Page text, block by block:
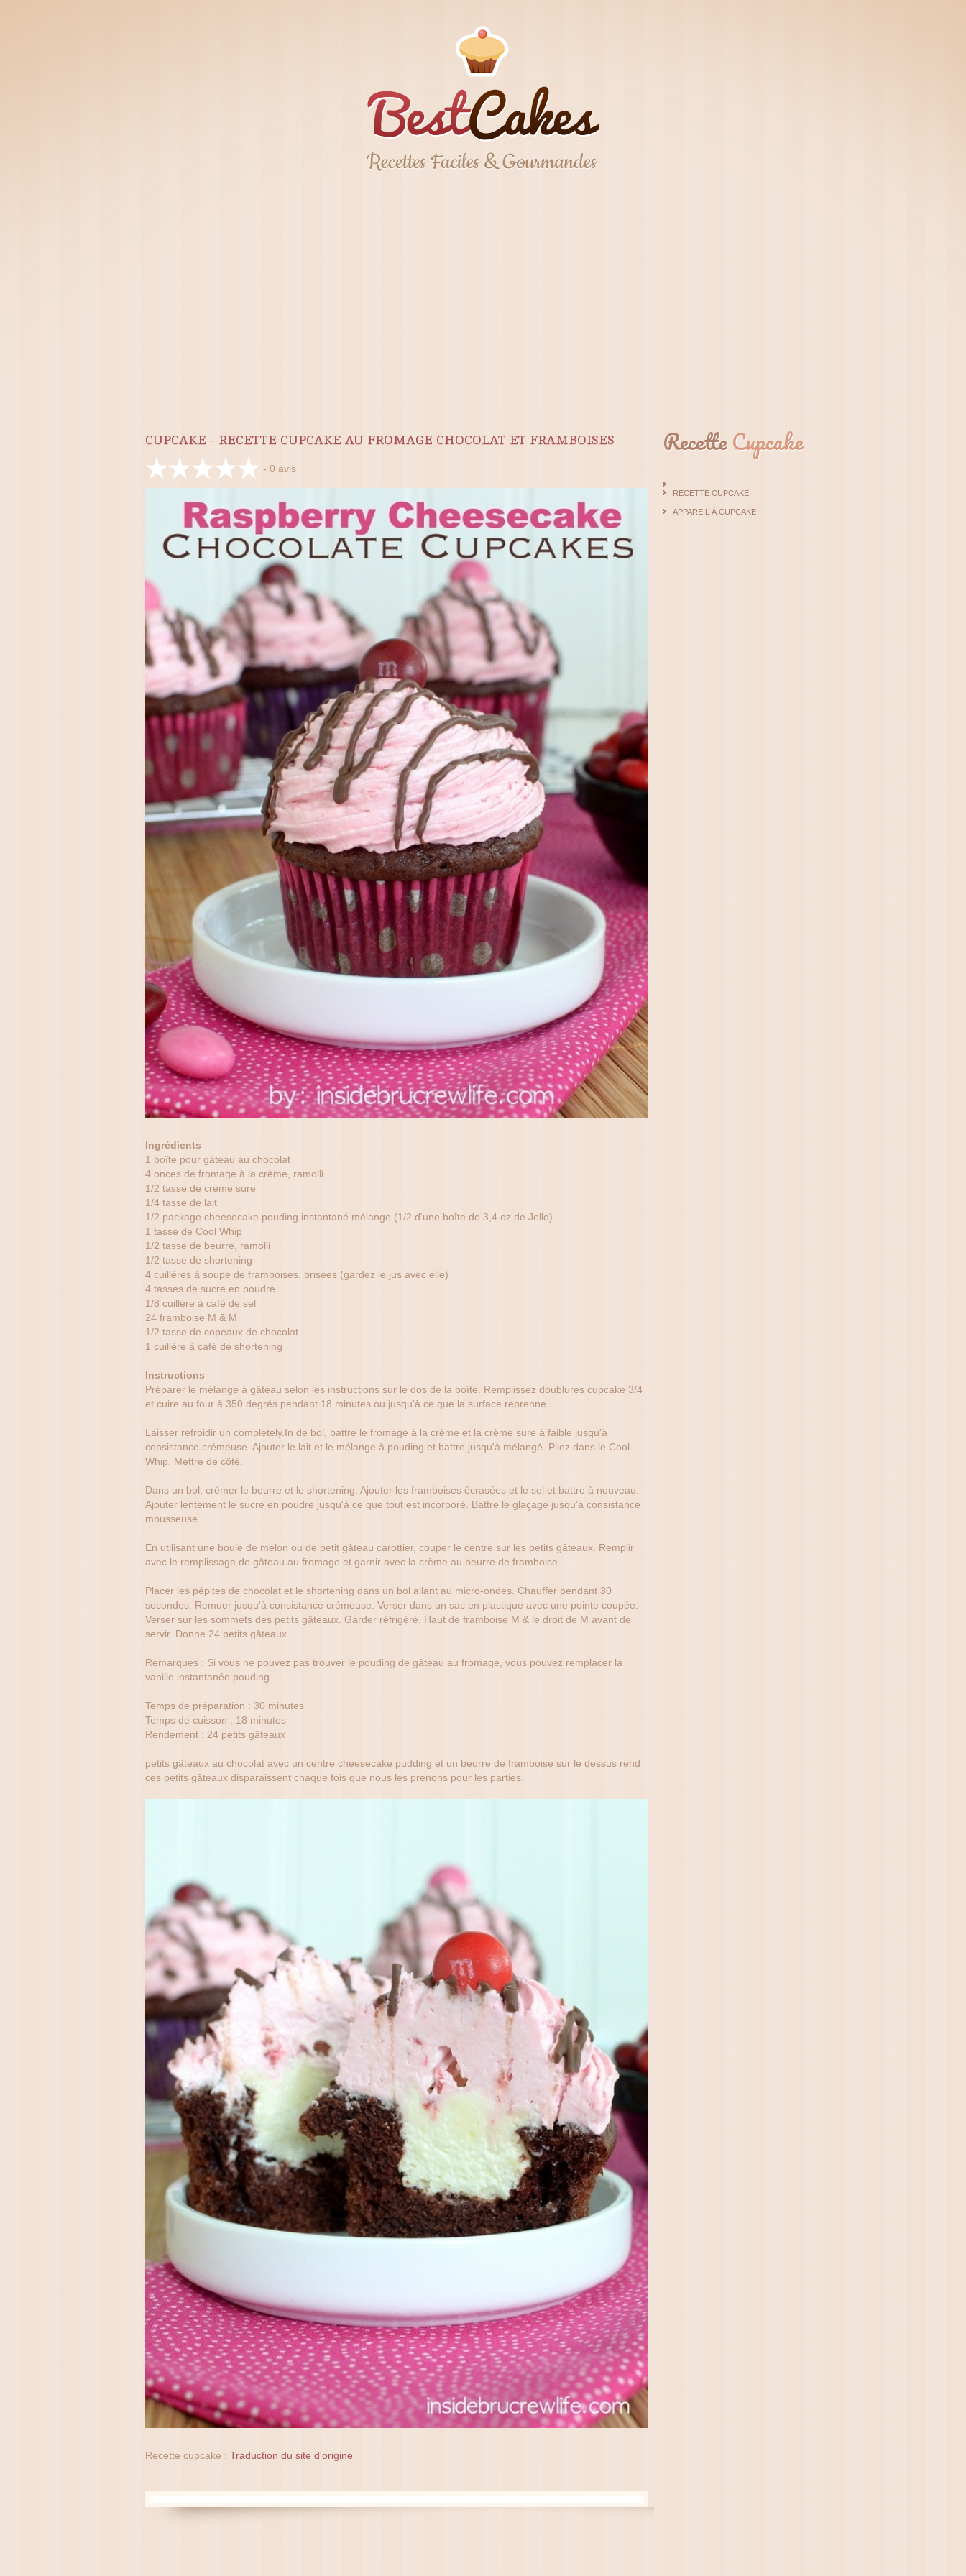
CUPCAKE - RECETTE CUPCAKE AU FROMAGE CHOCOLAT ET FRAMBOISES
- 0 avis
Ingrédients
1 boîte pour gâteau au chocolat
4 onces de fromage à la crème, ramolli
1/2 tasse de crème sure
1/4 tasse de lait
1/2 package cheesecake pouding instantané mélange (1/2 d'une boîte de 3,4 oz de Jello)
1 tasse de Cool Whip
1/2 tasse de beurre, ramolli
1/2 tasse de shortening
4 cuillères à soupe de framboises, brisées (gardez le jus avec elle)
4 tasses de sucre en poudre
1/8 cuillère à café de sel
24 framboise M & M
1/2 tasse de copeaux de chocolat
1 cuillère à café de shortening
Instructions
Préparer le mélange à gâteau selon les instructions sur le dos de la boîte. Remplissez doublures cupcake 3/4
et cuire au four à 350 degrés pendant 18 minutes ou jusqu'à ce que la surface reprenne.
Laisser refroidir un completely.In de bol, battre le fromage à la crème et la crème sure à faible jusqu'à
consistance crémeuse. Ajouter le lait et le mélange à pouding et battre jusqu'à mélangé. Pliez dans le Cool
Whip. Mettre de côté.
Dans un bol, crémer le beurre et le shortening. Ajouter les framboises écrasées et le sel et battre à nouveau.
Ajouter lentement le sucre en poudre jusqu'à ce que tout est incorporé. Battre le glaçage jusqu'à consistance
mousseuse.
En utilisant une boule de melon ou de petit gâteau carottier, couper le centre sur les petits gâteaux. Remplir
avec le remplissage de gâteau au fromage et garnir avec la crème au beurre de framboise.
Placer les pépites de chocolat et le shortening dans un bol allant au micro-ondes. Chauffer pendant 30
secondes. Remuer jusqu'à consistance crémeuse. Verser dans un sac en plastique avec une pointe coupée.
Verser sur les sommets des petits gâteaux. Garder réfrigéré. Haut de framboise M & le droit de M avant de
servir. Donne 24 petits gâteaux.
Remarques : Si vous ne pouvez pas trouver le pouding de gâteau au fromage, vous pouvez remplacer la
vanille instantanée pouding.
Temps de préparation : 30 minutes
Temps de cuisson : 18 minutes
Rendement : 24 petits gâteaux
petits gâteaux au chocolat avec un centre cheesecake pudding et un beurre de framboise sur le dessus rend
ces petits gâteaux disparaissent chaque fois que nous les prenons pour les parties.
Recette cupcake : Traduction du site d'origine
RecetteCupcake
RECETTE CUPCAKE
APPAREIL À CUPCAKE